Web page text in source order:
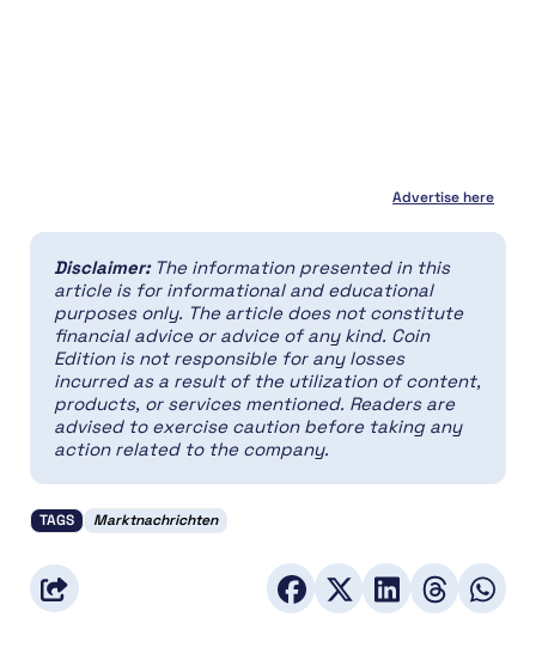
Advertise here
Disclaimer: The information presented in this
article is for informational and educational
purposes only. The article does not constitute
financial advice or advice of any kind. Coin
Edition is not responsible for any losses
incurred as a result of the utilization of content,
products, or services mentioned. Readers are
advised to exercise caution before taking any
action related to the company.
TAGS Marktnachrichten